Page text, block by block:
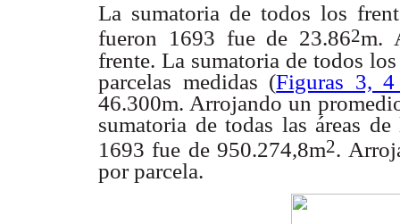
La sumatoria de todos los
fueron 1693 fue de 23.862m.
frente. La sumatoria de todos
parcelas medidas (Figuras 3,
46.300m. Arrojando un
sumatoria de todas las áreas
1693 fue de 950.274,8m2.
por parcela.